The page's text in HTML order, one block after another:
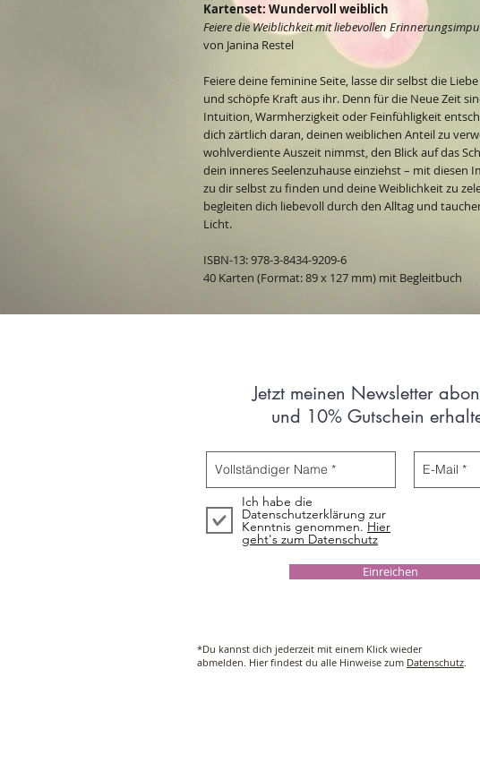
Kartenset: Wundervoll weiblich
Feiere die Weiblichkeit mit liebevollen
von Janina Restel
Feiere deine feminine Seite, lasse dir selbst die
und schöpfe Kraft aus ihr. Denn für die Neue Zeit
Intuition, Warmherzigkeit oder Feinfühligkeit
dich zärtlich daran, deinen weiblichen Anteil zu
wohlverdiente Auszeit nimmst, den Blick auf das
dein inneres Seelenzuhause einziehst – mit diesen
zu dir selbst zu finden und deine Weiblichkeit zu
begleiten dich liebevoll durch den Alltag und
Licht.
ISBN-13: 978-3-8434-9209-6
40 Karten (Format: 89 x 127 mm) mit Begleitbuch
Jetzt meinen Newsletter
und 10% Gutschein
Ich habe die
Datenschutzerklärung zur
Kenntnis genommen. Hier
geht's zum Datenschutz
Einreichen
*Du kannst dich jederzeit mit einem Klick wieder
abmelden. Hier findest du alle Hinweise zum Datenschutz.